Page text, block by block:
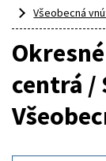
Všeobecná
centrá /